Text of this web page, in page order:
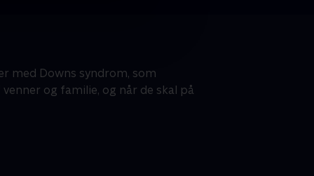
med Downs syndrom, som
og familie, og når de skal på